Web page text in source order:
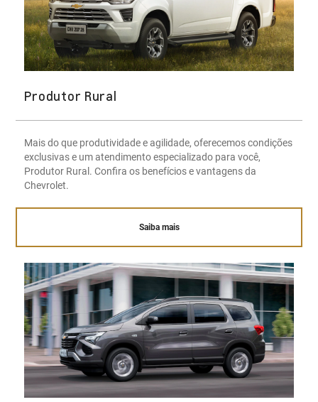
Produtor Rural
Mais do que produtividade e agilidade, oferecemos condições
exclusivas e um atendimento especializado para você,
Produtor Rural. Confira os benefícios e vantagens da
Chevrolet.
Saiba mais